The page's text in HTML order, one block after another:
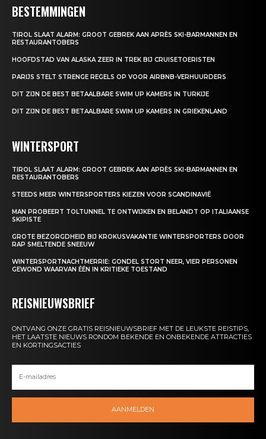
BESTEMMINGEN
TIROL SLAAT ALARM: GROOT GEBREK AAN APRÈS SKI-BARMANNEN EN
RESTAURANTOBERS
HOOFDSTAD VAN ALASKA ZEER IN TREK BIJ CRUISETOERISTEN
PARIJS STELT STRENGE REGELS OP VOOR AIRBNB-VERHUURDERS
DIT ZIJN DE BEST BETAALBARE SWIM UP KAMERS IN TURKIJE
DIT ZIJN DE BEST BETAALBARE SWIM UP KAMERS IN GRIEKENLAND
WINTERSPORT
TIROL SLAAT ALARM: GROOT GEBREK AAN APRÈS SKI-BARMANNEN EN
RESTAURANTOBERS
STEEDS MEER WINTERSPORTERS KIEZEN VOOR SCANDINAVIË
MAN PROBEERT TOLTUNNEL TE ONTWIJKEN EN BELANDT OP ITALIAANSE
SKIPISTE
GROTE BEZORGDHEID BIJ KROKUSVAKANTIE WINTERSPORTERS DOOR
RAP SMELTENDE SNEEUW
WINTERSPORTNACHTMERRIE: GONDEL STORT NEER, VIER PERSONEN
GEWOND WAARVAN ÉÉN IN KRITIEKE TOESTAND
REISNIEUWSBRIEF
ONTVANG ONZE GRATIS REISNIEUWSBRIEF MET DE LEUKSTE REISTIPS,
HET LAATSTE NIEUWS RONDOM BEKENDE EN ONBEKENDE ATTRACTIES
EN KORTINGSACTIES
AANMELDEN